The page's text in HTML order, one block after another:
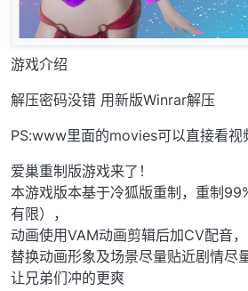
游戏介绍
解压密码没错 用新版Winrar解压
PS:www里面的movies可以直接看视
爱巢重制版游戏来了！
本游戏版本基于冷狐版重制，重制
有限），
动画使用VAM动画剪辑后加CV配音，
替换动画形象及场景尽量贴近剧情尽
让兄弟们冲的更爽